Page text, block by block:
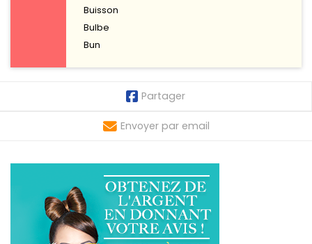
Buisson
Bulbe
Bun
Partager
Envoyer par email